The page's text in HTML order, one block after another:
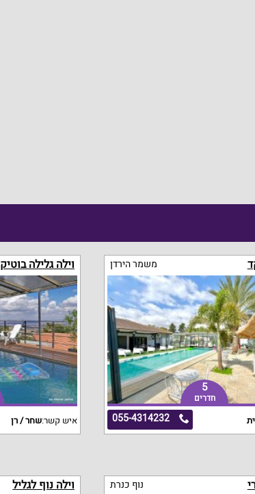
משמר הירדן
5
חדרים
055-4314232
וילה גלילה בוטיק
איש קשר:שחר / רן
נוף כנרת וילה נוף לגליל